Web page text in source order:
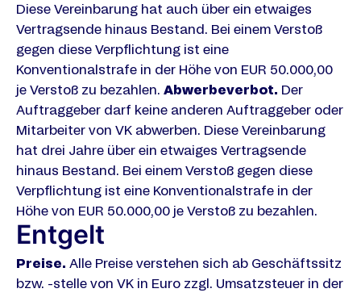
Diese Vereinbarung hat auch über ein etwaiges
Vertragsende hinaus Bestand. Bei einem Verstoß
gegen diese Verpflichtung ist eine
Konventionalstrafe in der Höhe von EUR 50.000,00
je Verstoß zu bezahlen. Abwerbeverbot. Der
Auftraggeber darf keine anderen Auftraggeber oder
Mitarbeiter von VK abwerben. Diese Vereinbarung
hat drei Jahre über ein etwaiges Vertragsende
hinaus Bestand. Bei einem Verstoß gegen diese
Verpflichtung ist eine Konventionalstrafe in der
Höhe von EUR 50.000,00 je Verstoß zu bezahlen.
Entgelt
Preise. Alle Preise verstehen sich ab Geschäftssitz
bzw. -stelle von VK in Euro zzgl. Umsatzsteuer in der